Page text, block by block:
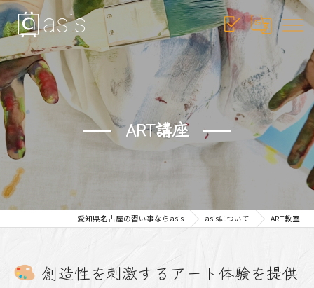
ART講座
愛知県名古屋の習い事ならasis asisについて ART教室
創造性を刺激するアート体験を提供